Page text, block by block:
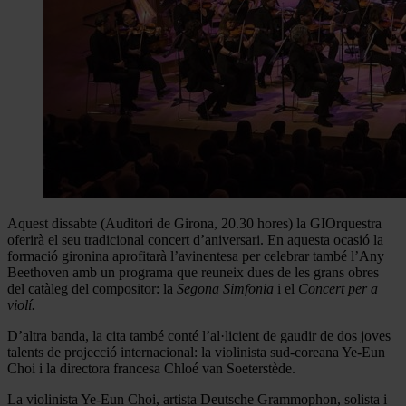
Aquest dissabte (Auditori de Girona, 20.30 hores) la GIOrquestra
oferirà el seu tradicional concert d’aniversari. En aquesta ocasió la
formació gironina aprofitarà l’avinentesa per celebrar també l’Any
Beethoven amb un programa que reuneix dues de les grans obres
del catàleg del compositor: la Segona Simfonia i el Concert per a
violí.
D’altra banda, la cita també conté l’al·licient de gaudir de dos joves
talents de projecció internacional: la violinista sud-coreana Ye-Eun
Choi i la directora francesa Chloé van Soeterstède.
La violinista Ye-Eun Choi, artista Deutsche Grammophon, solista i